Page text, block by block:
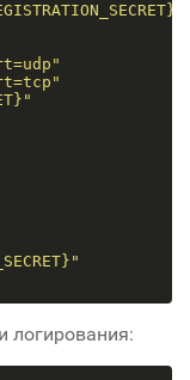
логирования: